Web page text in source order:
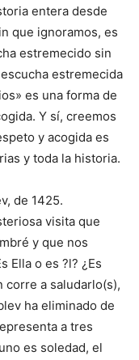
entera desde
que ignoramos, es
estremecido sin
estremecida
es una forma de
Y sí, creemos
y acogida es
y toda la historia.
de 1425.
visita que
y que nos
Ella o es ?l? ¿Es
corre a saludarlo(s),
ha eliminado de
a tres
es soledad, el